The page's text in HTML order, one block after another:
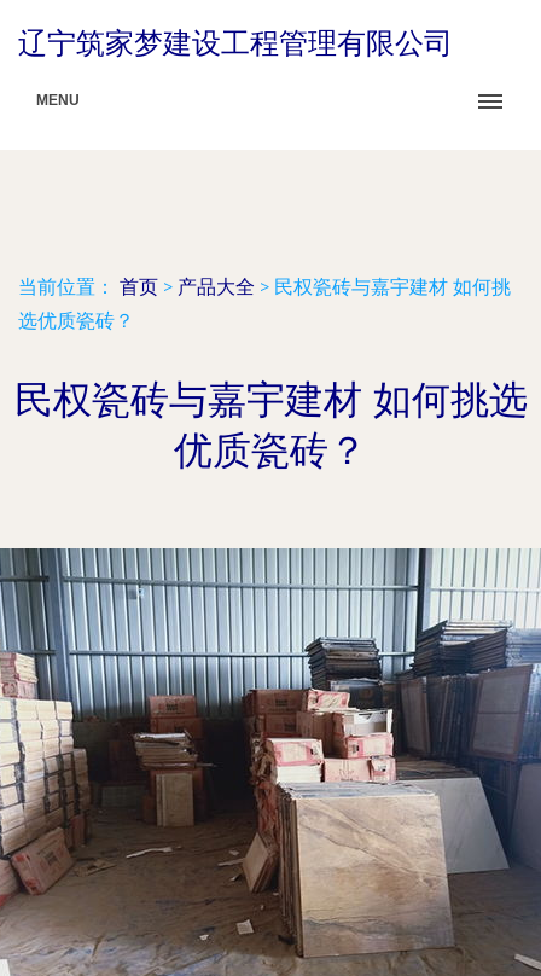
辽宁筑家梦建设工程管理有限公司
MENU
当前位置： 首页 > 产品大全 > 民权瓷砖与嘉宇建材 如何挑
选优质瓷砖？
民权瓷砖与嘉宇建材 如何挑选
优质瓷砖？